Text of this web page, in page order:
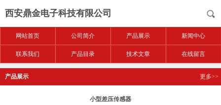
西安鼎金电子科技有限公司
网站首页 公司简介 产品展示 新闻中心
联系我们 产品目录 技术文章 在线留言
产品展示 更多>>
小型差压传感器